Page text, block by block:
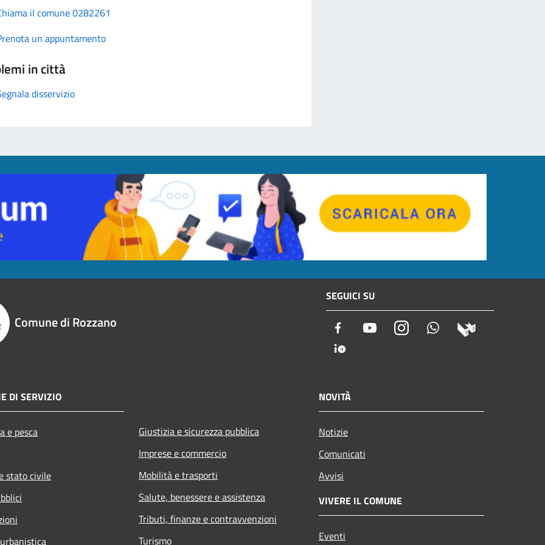
il comune 0282261
un appuntamento
in città
disservizio
Comune di Rozzano
SEGUICI SU
Facebook YoutubeInstagramWhatsapp
DI SERVIZIO
e pesca
stato civile
Giustizia e sicurezza pubblica
Imprese e commercio
Mobilità e trasporti
Salute, benessere e assistenza
Tributi, finanze e contravvenzioni
Turismo
NOVITÀ
Notizie
Comunicati
Avvisi
VIVERE IL COMUNE
Eventi